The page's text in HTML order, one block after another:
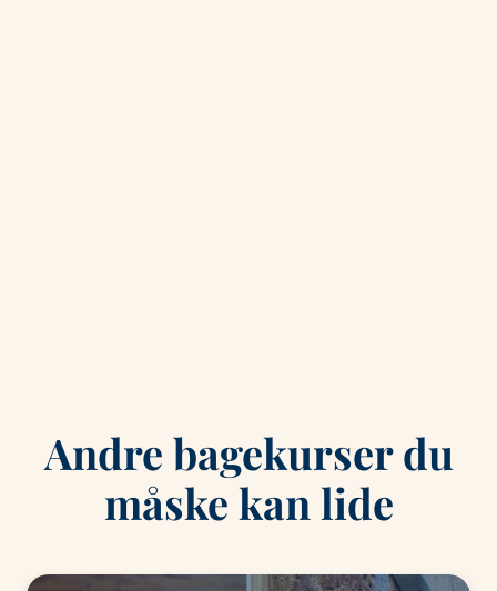
Andre bagekurser du
måske kan lide